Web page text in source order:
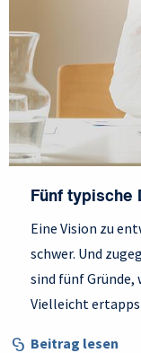
Fünf typische
Eine Vision zu
schwer. Und
sind fünf Gründe,
Vielleicht
Beitrag lesen